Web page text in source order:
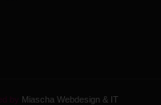
by Miascha Webdesign & IT